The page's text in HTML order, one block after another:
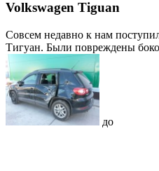
Volkswagen Tiguan
Совсем недавно к нам
Тигуан. Были повреждены
до